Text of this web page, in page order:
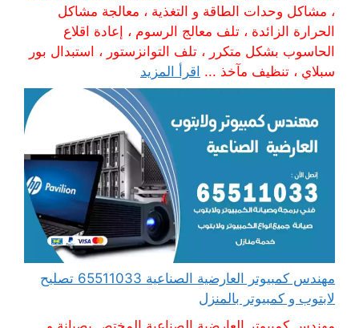
، مشاكل وحدات الطاقة و التغذية ، معالجة مشاكل
الحرارة الزائدة ، تلف معالج الرسوم ، إعادة اقلاع
الحاسوب بشكل متكرر ، تلف التوانزستور ، استبدال بور
سبلاي ، تنظيف مآخذ ... اقرأ المزيد
مهندس كمبيوتر العارضية الصناعية 65511033 تصليح
لابتوب و كمبيوتر بالمنزل